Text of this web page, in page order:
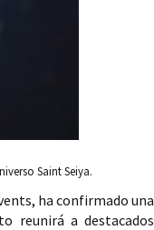
Saint Seiya.
ha confirmado una
reunirá a destacados